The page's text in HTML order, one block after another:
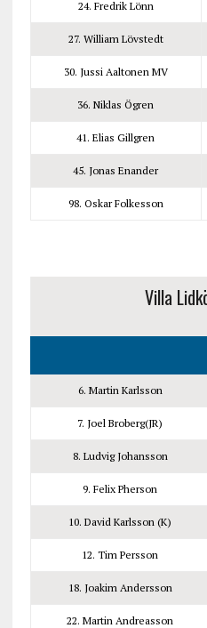
24. Fredrik Lönn
27. William Lövstedt
30. Jussi Aaltonen MV
36. Niklas Ögren
41. Elias Gillgren
45. Jonas Enander
98. Oskar Folkesson
Villa
6. Martin Karlsson
7. Joel Broberg(JR)
8. Ludvig Johansson
9. Felix Pherson
10. David Karlsson (K)
12. Tim Persson
18. Joakim Andersson
22. Martin Andreasson